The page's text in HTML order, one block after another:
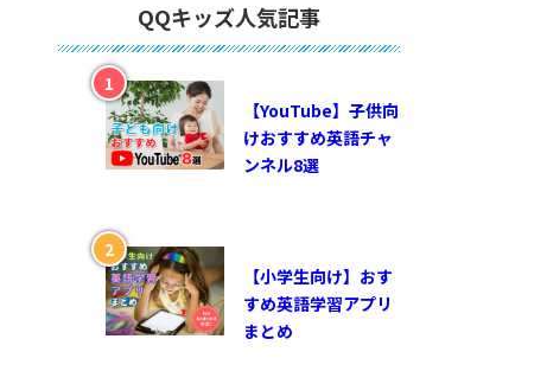
QQキッズ人気記事
【YouTube】子供向
けおすすめ英語チャ
ンネル8選
【小学生向け】おす
すめ英語学習アプリ
まとめ